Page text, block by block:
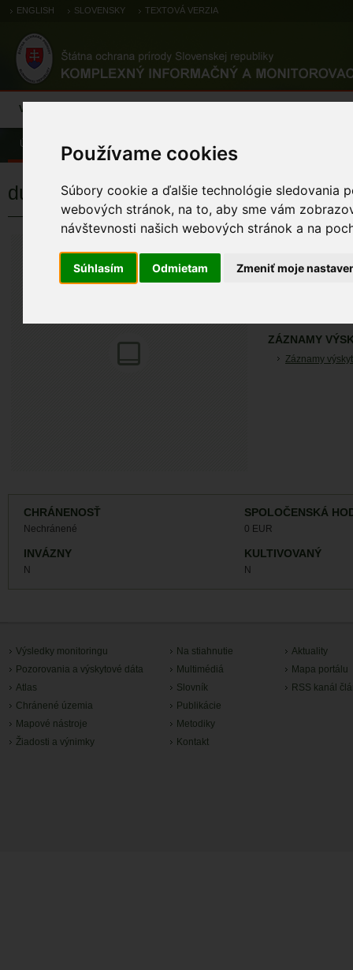
Používame cookies
Súbory cookie a ďalšie technológie sledovania
webových stránok, na to, aby sme vám
návštevnosti našich webových stránok a na
Súhlasím Odmietam Zmeniť moje
ENGLISH SLOVENSKY TEXTOVÁ VERZIA
Výsledky monitoringu
Úvod Atlas Atlas rastlín
dušovka rolná
ZÁZNAMY
Záznamy
CHRÁNENOSŤ
Nechránené
SPOLOČENSKÁ
0 EUR
INVÁZNY
N
KULTIVOVANÝ
N
Výsledky monitoringu
Pozorovania a výskytové dáta
Atlas
Chránené územia
Mapové nástroje
Žiadosti a výnimky
Na stiahnutie
Multimédiá
Slovník
Publikácie
Metodiky
Kontakt
Aktuality
Mapa portálu
RSS kanál